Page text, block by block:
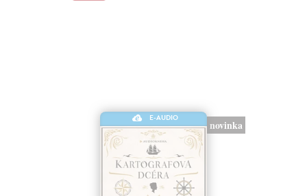
E-AUDIO
novinka